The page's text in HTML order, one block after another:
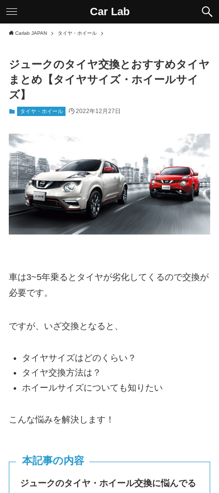
Car Lab
Carlab JAPAN タイヤ・ホイール
ジュークのタイヤ交換とおすすめタイヤ
まとめ【タイヤサイズ・ホイールサイ
ズ】
タイヤ・ホイール 2022年12月27日
車は3~5年乗るとタイヤが劣化してくるので交換が
必要です。
ですが、いざ交換となると、
タイヤサイズはどのくらい？
タイヤ交換方法は？
ホイールサイズについても知りたい
こんな悩みを解決します！
本記事の内容
ジュークのタイヤ・ホイール交換に悩んでる